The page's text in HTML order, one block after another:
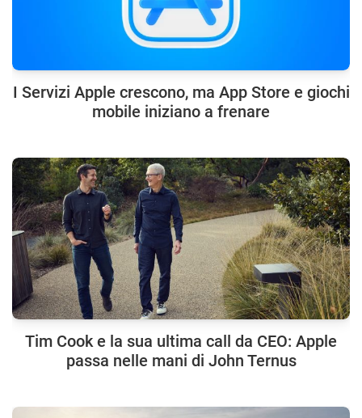
I Servizi Apple crescono, ma App Store e giochi
mobile iniziano a frenare
Tim Cook e la sua ultima call da CEO: Apple
passa nelle mani di John Ternus